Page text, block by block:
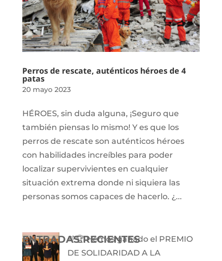
Perros de rescate, auténticos héroes de 4
patas
20 mayo 2023
HÉROES, sin duda alguna, ¡Seguro que
también piensas lo mismo! Y es que los
perros de rescate son auténticos héroes
con habilidades increíbles para poder
localizar supervivientes en cualquier
situación extrema donde ni siquiera las
personas somos capaces de hacerlo. ¿...
ENTRADAS RECIENTES
💜🏆 Hemos ganado el PREMIO
DE SOLIDARIDAD A LA